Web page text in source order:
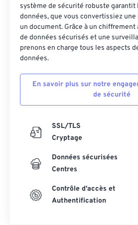
système de sécurité robuste garantit
données, que vous convertissiez une
un document. Grâce à un chiffrement
de données sécurisés et une
prenons en charge tous les aspects
données.
En savoir plus sur notre
de sécurité
SSL/TLS
Cryptage
Données sécurisées
Centres
Contrôle d'accès et
Authentification